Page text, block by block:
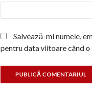
Salvează-mi numele,
pentru data viitoare când o